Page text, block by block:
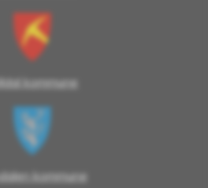
kommune
kommune